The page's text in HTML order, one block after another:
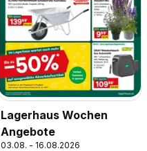
Lagerhaus Wochen
Angebote
03.08. - 16.08.2026